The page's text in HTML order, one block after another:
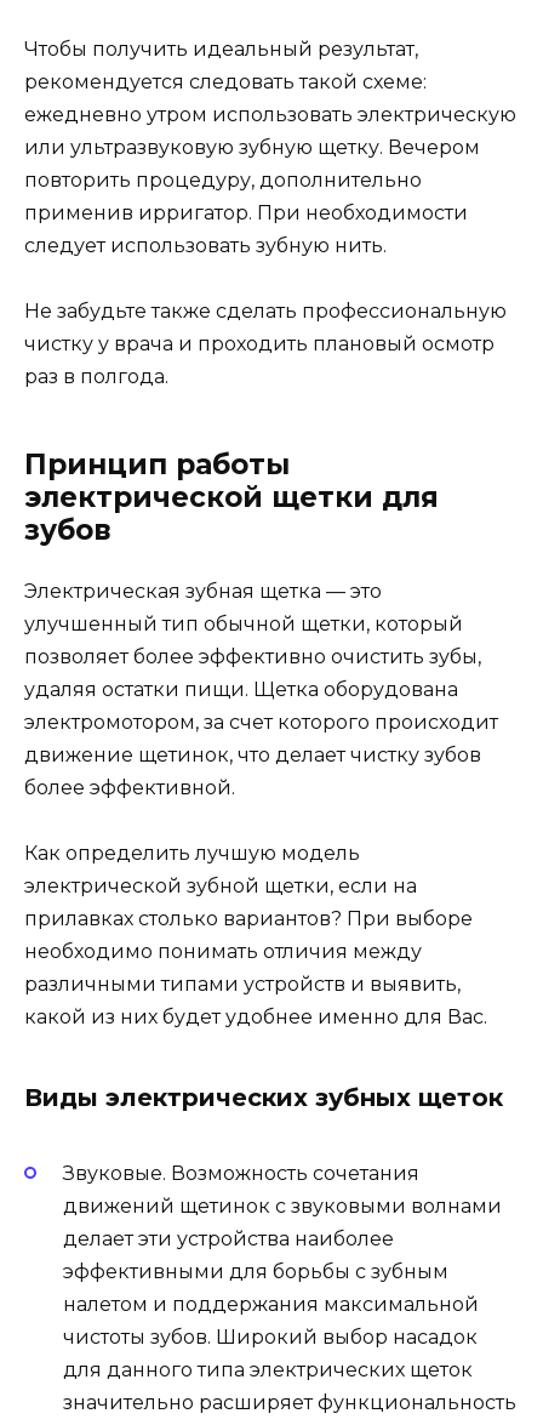
Чтобы получить идеальный результат,
рекомендуется следовать такой схеме:
ежедневно утром использовать электрическую
или ультразвуковую зубную щетку. Вечером
повторить процедуру, дополнительно
применив ирригатор. При необходимости
следует использовать зубную нить.
Не забудьте также сделать профессиональную
чистку у врача и проходить плановый осмотр
раз в полгода.
Принцип работы
электрической щетки для
зубов
Электрическая зубная щетка — это
улучшенный тип обычной щетки, который
позволяет более эффективно очистить зубы,
удаляя остатки пищи. Щетка оборудована
электромотором, за счет которого происходит
движение щетинок, что делает чистку зубов
более эффективной.
Как определить лучшую модель
электрической зубной щетки, если на
прилавках столько вариантов? При выборе
необходимо понимать отличия между
различными типами устройств и выявить,
какой из них будет удобнее именно для Вас.
Виды электрических зубных щеток
Звуковые. Возможность сочетания
движений щетинок с звуковыми волнами
делает эти устройства наиболее
эффективными для борьбы с зубным
налетом и поддержания максимальной
чистоты зубов. Широкий выбор насадок
для данного типа электрических щеток
значительно расширяет функциональность